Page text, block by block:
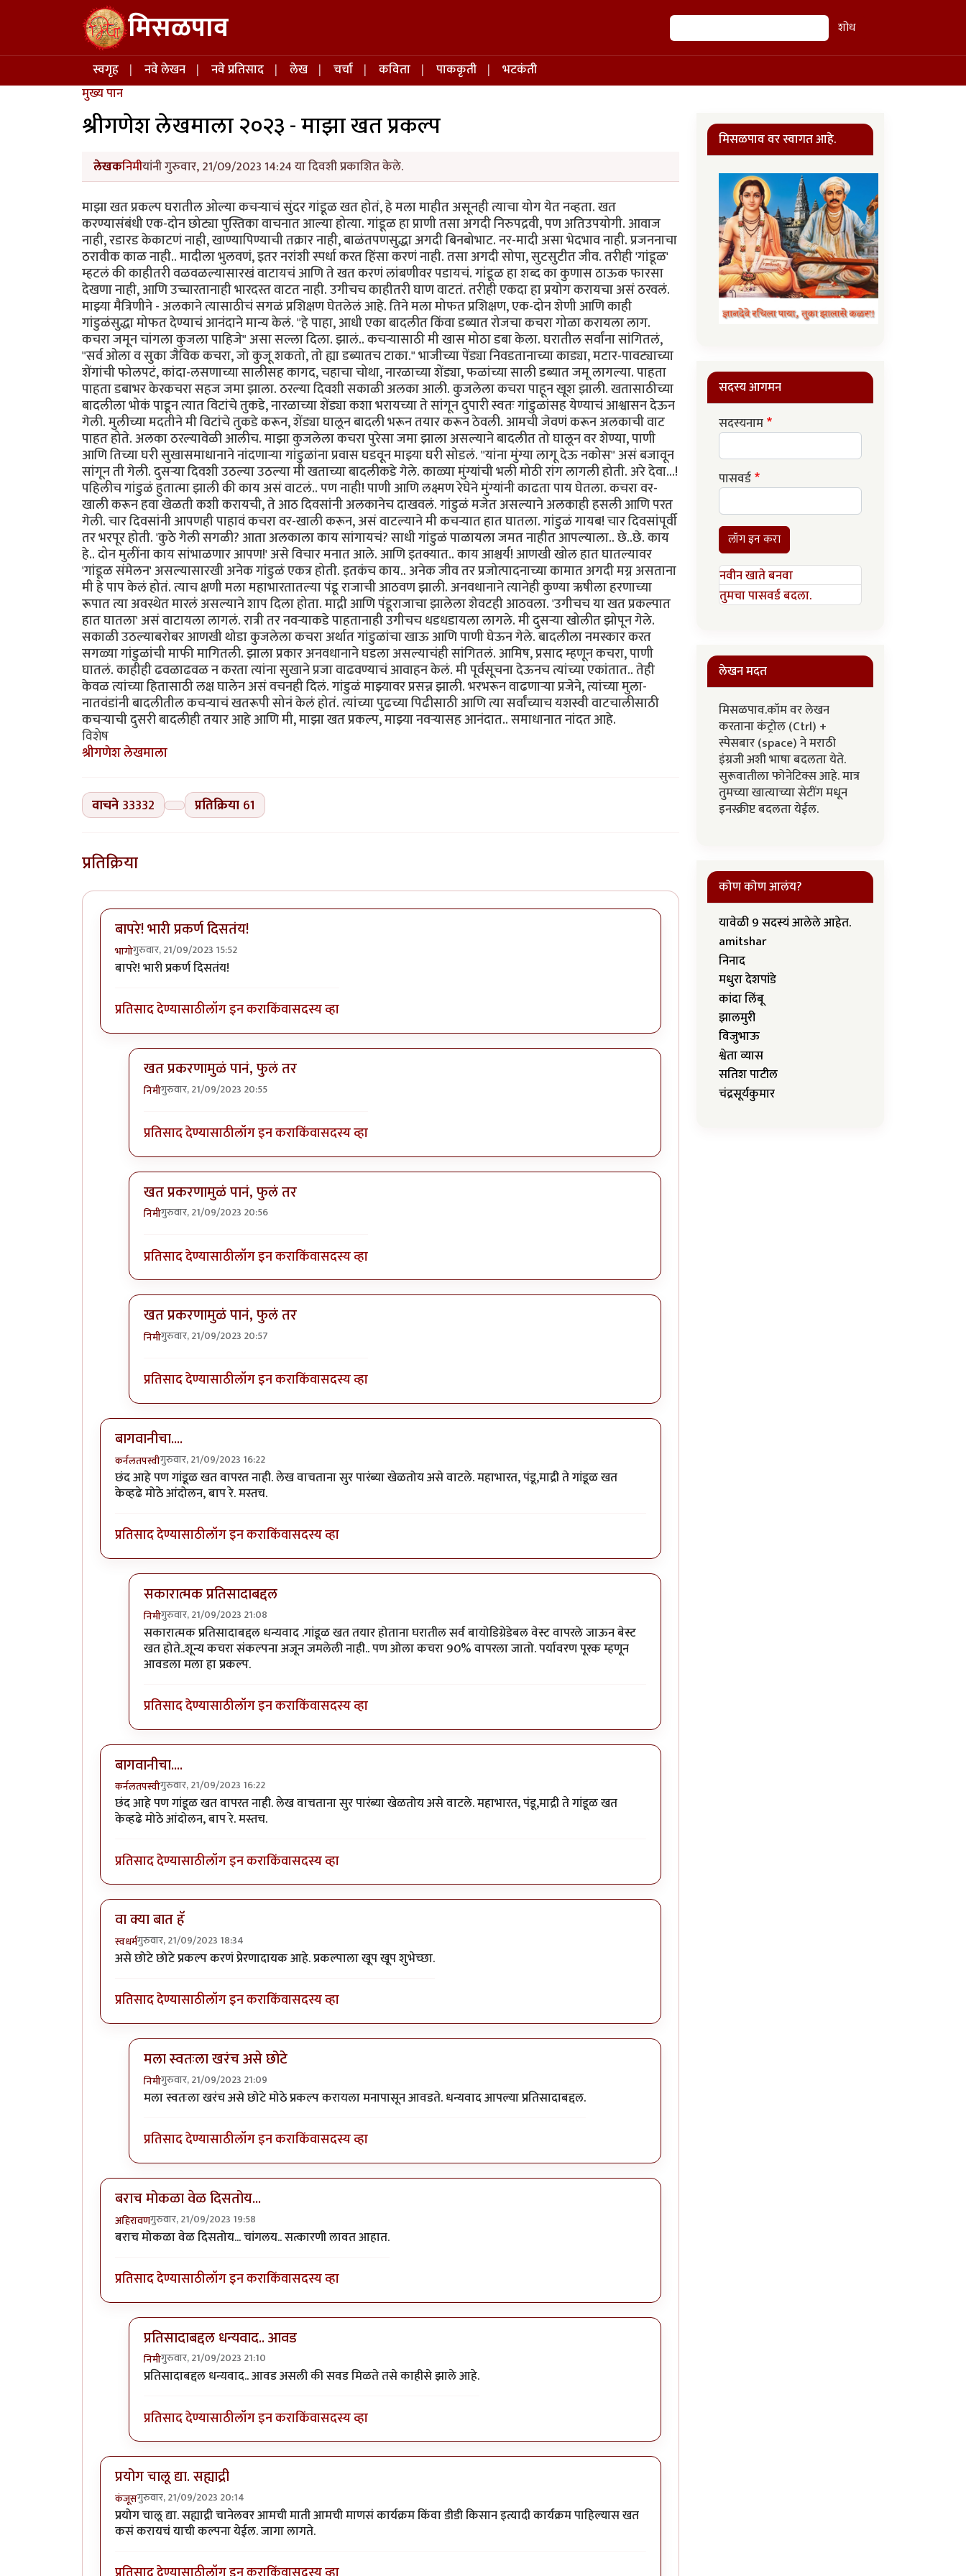
Skip to main content मिसळपाव शोध शोध
Main navigation
स्वगृह नवे लेखन नवे प्रतिसाद लेख चर्चा कविता पाककृती
भटकंती
मुख्य पान
श्रीगणेश लेखमाला २०२३ - माझा खत प्रकल्प
लेखकनिमीयांनी गुरुवार, 21/09/2023 14:24 या दिवशी प्रकाशित केले.
माझा खत प्रकल्प घरातील ओल्या कचऱ्याचं सुंदर गांडूळ खत होतं, हे मला माहीत असूनही त्याचा योग येत नव्हता. खत
करण्यासंबंधी एक-दोन छोट्या पुस्तिका वाचनात आल्या होत्या. गांडूळ हा प्राणी तसा अगदी निरुपद्रवी, पण अतिउपयोगी. आवाज
नाही, रडारड केकाटणं नाही, खाण्यापिण्याची तक्रार नाही, बाळंतपणसुद्धा अगदी बिनबोभाट. नर-मादी असा भेदभाव नाही. प्रजननाचा
ठरावीक काळ नाही.. मादीला भुलवणं, इतर नरांशी स्पर्धा करत हिंसा करणं नाही. तसा अगदी सोपा, सुटसुटीत जीव. तरीही 'गांडूळ'
म्हटलं की काहीतरी वळवळल्यासारखं वाटायचं आणि ते खत करणं लांबणीवर पडायचं. गांडूळ हा शब्द का कुणास ठाऊक फारसा
देखणा नाही, आणि उच्चारतानाही भारदस्त वाटत नाही. उगीचच काहीतरी घाण वाटतं. तरीही एकदा हा प्रयोग करायचा असं ठरवलं.
माझ्या मैत्रिणीने - अलकाने त्यासाठीचं सगळं प्रशिक्षण घेतलेलं आहे. तिने मला मोफत प्रशिक्षण, एक-दोन शेणी आणि काही
गांडुळंसुद्धा मोफत देण्याचं आनंदाने मान्य केलं. "हे पाहा, आधी एका बादलीत किंवा डब्यात रोजचा कचरा गोळा करायला लाग.
कचरा जमून चांगला कुजला पाहिजे" असा सल्ला दिला. झालं.. कचऱ्यासाठी मी खास मोठा डबा केला. घरातील सर्वांना सांगितलं,
"सर्व ओला व सुका जैविक कचरा, जो कुजू शकतो, तो ह्या डब्यातच टाका." भाजीच्या पेंड्या निवडतानाच्या काड्या, मटार-पावट्याच्या
शेंगांची फोलपटं, कांदा-लसणाच्या सालीसह कागद, चहाचा चोथा, नारळाच्या शेंड्या, फळांच्या साली डब्यात जमू लागल्या. पाहता
पाहता डबाभर केरकचरा सहज जमा झाला. ठरल्या दिवशी सकाळी अलका आली. कुजलेला कचरा पाहून खूश झाली. खतासाठीच्या
बादलीला भोकं पाडून त्यात विटांचे तुकडे, नारळाच्या शेंड्या कशा भरायच्या ते सांगून दुपारी स्वतः गांडुळांसह येण्याचं आश्वासन देऊन
गेली. मुलीच्या मदतीने मी विटांचे तुकडे करून, शेंड्या घालून बादली भरून तयार करून ठेवली. आमची जेवणं करून अलकाची वाट
पाहत होते. अलका ठरल्यावेळी आलीच. माझा कुजलेला कचरा पुरेसा जमा झाला असल्याने बादलीत तो घालून वर शेण्या, पाणी
आणि तिच्या घरी सुखासमाधानाने नांदणाऱ्या गांडुळांना प्रवास घडवून माझ्या घरी सोडलं. "यांना मुंग्या लागू देऊ नकोस" असं बजावून
सांगून ती गेली. दुसऱ्या दिवशी उठल्या उठल्या मी खताच्या बादलीकडे गेले. काळ्या मुंग्यांची भली मोठी रांग लागली होती. अरे देवा...!
पहिलीच गांडुळं हुतात्मा झाली की काय असं वाटलं.. पण नाही! पाणी आणि लक्ष्मण रेघेने मुंग्यांनी काढता पाय घेतला. कचरा वर-
खाली करून हवा खेळती कशी करायची, ते आठ दिवसांनी अलकानेच दाखवलं. गांडुळं मजेत असल्याने अलकाही हसली आणि परत
गेली. चार दिवसांनी आपणही पाहावं कचरा वर-खाली करून, असं वाटल्याने मी कचऱ्यात हात घातला. गांडुळं गायब! चार दिवसांपूर्वी
तर भरपूर होती. 'कुठे गेली सगळी? आता अलकाला काय सांगायचं? साधी गांडुळं पाळायला जमत नाहीत आपल्याला.. छे..छे. काय
हे.. दोन मुलींना काय सांभाळणार आपण!' असे विचार मनात आले. आणि इतक्यात.. काय आश्चर्य! आणखी खोल हात घातल्यावर
'गांडूळ संमेलन' असल्यासारखी अनेक गांडुळं एकत्र होती. इतकंच काय.. अनेक जीव तर प्रजोत्पादनाच्या कामात अगदी मग्न असताना
मी हे पाप केलं होतं. त्याच क्षणी मला महाभारतातल्या पंडू राजाची आठवण झाली. अनवधानाने त्यानेही कुण्या ऋषीला हरणाच्या
रूपात त्या अवस्थेत मारलं असल्याने शाप दिला होता. माद्री आणि पंडूराजाचा झालेला शेवटही आठवला. 'उगीचच या खत प्रकल्पात
हात घातला' असं वाटायला लागलं. रात्री तर नवऱ्याकडे पाहतानाही उगीचच धडधडायला लागले. मी दुसऱ्या खोलीत झोपून गेले.
सकाळी उठल्याबरोबर आणखी थोडा कुजलेला कचरा अर्थात गांडुळांचा खाऊ आणि पाणी घेऊन गेले. बादलीला नमस्कार करत
सगळ्या गांडुळांची माफी मागितली. झाला प्रकार अनवधानाने घडला असल्याचंही सांगितलं. आमिष, प्रसाद म्हणून कचरा, पाणी
घातलं. काहीही ढवळाढवळ न करता त्यांना सुखाने प्रजा वाढवण्याचं आवाहन केलं. मी पूर्वसूचना देऊनच त्यांच्या एकांतात.. तेही
केवळ त्यांच्या हितासाठी लक्ष घालेन असं वचनही दिलं. गांडुळं माझ्यावर प्रसन्न झाली. भरभरून वाढणाऱ्या प्रजेने, त्यांच्या मुला-
नातवंडांनी बादलीतील कचऱ्याचं खतरूपी सोनं केलं होतं. त्यांच्या पुढच्या पिढीसाठी आणि त्या सर्वांच्याच यशस्वी वाटचालीसाठी
कचऱ्याची दुसरी बादलीही तयार आहे आणि मी, माझा खत प्रकल्प, माझ्या नवऱ्यासह आनंदात.. समाधानात नांदत आहे.
विशेष
श्रीगणेश लेखमाला
वाचने 33332 प्रतिक्रिया 61
प्रतिक्रिया
बापरे! भारी प्रकर्ण दिसतंय!
भागोगुरुवार, 21/09/2023 15:52
बापरे! भारी प्रकर्ण दिसतंय!
प्रतिसाद देण्यासाठीलॉग इन कराकिंवासदस्य व्हा
खत प्रकरणामुळं पानं, फुलं तर
निमीगुरुवार, 21/09/2023 20:55
प्रतिसाद देण्यासाठीलॉग इन कराकिंवासदस्य व्हा
खत प्रकरणामुळं पानं, फुलं तर
निमीगुरुवार, 21/09/2023 20:56
प्रतिसाद देण्यासाठीलॉग इन कराकिंवासदस्य व्हा
खत प्रकरणामुळं पानं, फुलं तर
निमीगुरुवार, 21/09/2023 20:57
प्रतिसाद देण्यासाठीलॉग इन कराकिंवासदस्य व्हा
बागवानीचा....
कर्नलतपस्वीगुरुवार, 21/09/2023 16:22
छंद आहे पण गांडूळ खत वापरत नाही. लेख वाचताना सुर पारंब्या खेळतोय असे वाटले. महाभारत, पंडू,माद्री ते गांडूळ खत
केव्हढे मोठे आंदोलन, बाप रे. मस्तच.
प्रतिसाद देण्यासाठीलॉग इन कराकिंवासदस्य व्हा
सकारात्मक प्रतिसादाबद्दल
निमीगुरुवार, 21/09/2023 21:08
In reply toबागवानीचा....byकर्नलतपस्वी
सकारात्मक प्रतिसादाबद्दल धन्यवाद .गांडूळ खत तयार होताना घरातील सर्व बायोडिग्रेडेबल वेस्ट वापरले जाऊन बेस्ट
खत होते..शून्य कचरा संकल्पना अजून जमलेली नाही.. पण ओला कचरा 90% वापरला जातो. पर्यावरण पूरक म्हणून
आवडला मला हा प्रकल्प.
प्रतिसाद देण्यासाठीलॉग इन कराकिंवासदस्य व्हा
बागवानीचा....
कर्नलतपस्वीगुरुवार, 21/09/2023 16:22
छंद आहे पण गांडूळ खत वापरत नाही. लेख वाचताना सुर पारंब्या खेळतोय असे वाटले. महाभारत, पंडू,माद्री ते गांडूळ खत
केव्हढे मोठे आंदोलन, बाप रे. मस्तच.
प्रतिसाद देण्यासाठीलॉग इन कराकिंवासदस्य व्हा
वा क्या बात हॅ
स्वधर्मगुरुवार, 21/09/2023 18:34
असे छोटे छोटे प्रकल्प करणं प्रेरणादायक आहे. प्रकल्पाला खूप खूप शुभेच्छा.
प्रतिसाद देण्यासाठीलॉग इन कराकिंवासदस्य व्हा
मला स्वतःला खरंच असे छोटे
निमीगुरुवार, 21/09/2023 21:09
In reply toवा क्या बात हॅbyस्वधर्म
मला स्वतःला खरंच असे छोटे मोठे प्रकल्प करायला मनापासून आवडते. धन्यवाद आपल्या प्रतिसादाबद्दल.
प्रतिसाद देण्यासाठीलॉग इन कराकिंवासदस्य व्हा
बराच मोकळा वेळ दिसतोय...
अहिरावणगुरुवार, 21/09/2023 19:58
बराच मोकळा वेळ दिसतोय... चांगलय.. सत्कारणी लावत आहात.
प्रतिसाद देण्यासाठीलॉग इन कराकिंवासदस्य व्हा
प्रतिसादाबद्दल धन्यवाद.. आवड
निमीगुरुवार, 21/09/2023 21:10
In reply toबराच मोकळा वेळ दिसतोय...byअहिरावण
प्रतिसादाबद्दल धन्यवाद.. आवड असली की सवड मिळते तसे काहीसे झाले आहे.
प्रतिसाद देण्यासाठीलॉग इन कराकिंवासदस्य व्हा
प्रयोग चालू द्या. सह्याद्री
कंजूसगुरुवार, 21/09/2023 20:14
प्रयोग चालू द्या. सह्याद्री चानेलवर आमची माती आमची माणसं कार्यक्रम किंवा डीडी किसान इत्यादी कार्यक्रम पाहिल्यास खत
कसं करायचं याची कल्पना येईल. जागा लागते.
मिसळपाव वर स्वागत आहे.
सदस्य आगमन
सदस्यनाम
पासवर्ड
लॉग इन करा
नवीन खाते बनवा
तुमचा पासवर्ड बदला.
लेखन मदत
मिसळपाव.कॉम वर लेखन
करताना कंट्रोल (Ctrl) +
स्पेसबार (space) ने मराठी
इंग्रजी अशी भाषा बदलता येते.
सुरूवातीला फोनेटिक्स आहे. मात्र
तुमच्या खात्याच्या सेटींग मधून
इनस्क्रीप्ट बदलता येईल.
कोण कोण आलंय?
यावेळी 9 सदस्यं आलेले आहेत.
amitshar
निनाद
मधुरा देशपांडे
कांदा लिंबू
झालमुरी
विजुभाऊ
श्वेता व्यास
सतिश पाटील
चंद्रसूर्यकुमार